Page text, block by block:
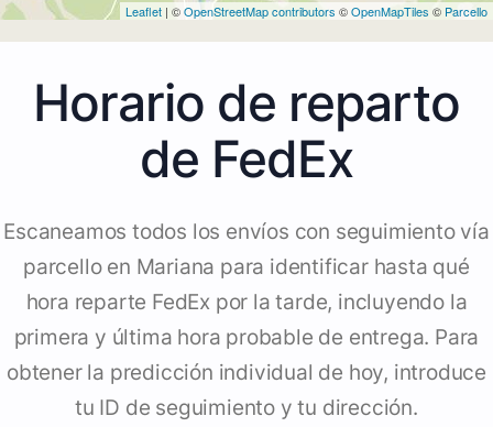
Leaflet | ©OpenStreetMap contributors ©OpenMapTiles © Parcello
Horario de reparto
de FedEx
Escaneamos todos los envíos con seguimiento vía
parcello en Mariana para identificar hasta qué
hora reparte FedEx por la tarde, incluyendo la
primera y última hora probable de entrega. Para
obtener la predicción individual de hoy, introduce
tu ID de seguimiento y tu dirección.